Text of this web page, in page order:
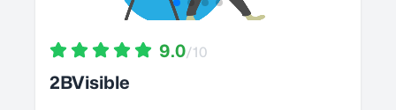
9.0/10
2BVisible